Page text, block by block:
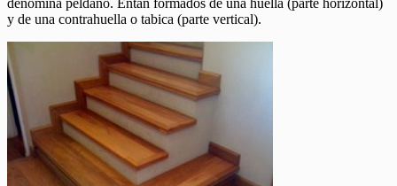
denomina peldaño. Entán formados de una huella (parte horizontal)
y de una contrahuella o tabica (parte vertical).